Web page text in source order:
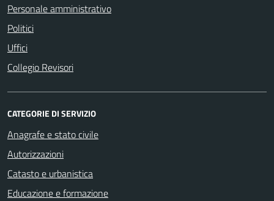
Personale amministrativo
Politici
Uffici
Collegio Revisori
CATEGORIE DI SERVIZIO
Anagrafe e stato civile
Autorizzazioni
Catasto e urbanistica
Educazione e formazione